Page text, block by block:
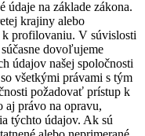
na základe zákona.
krajiny alebo
k profilovaniu. V súvislosti
dovoľujeme
údajov našej spoločnosti
všetkými právami s tým
požadovať prístup k
aj právo na opravu,
týchto údajov. Ak sú